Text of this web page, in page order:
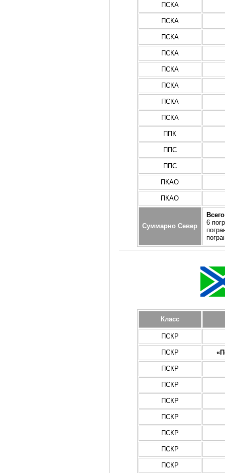
ПСКА
ПСКА
ПСКА
ПСКА
ПСКА
ПСКА
ПСКА
ПСКА
ППК
ППС
ППС
ПКАО
ПКАО
Суммарно Север
6
Класс
ПСКР
ПСКР
ПСКР
ПСКР
ПСКР
ПСКР
ПСКР
ПСКР
ПСКР